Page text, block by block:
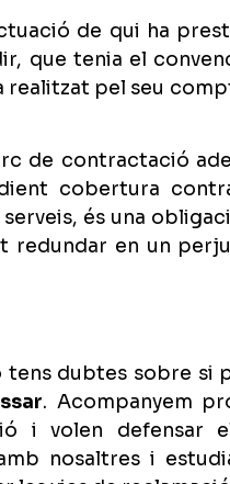
de qui ha
que tenia el
realitzat pel seu
de contractació
cobertura
és una
redundar en un
tens dubtes sobre si
. Acompanyem
i volen defensar
nosaltres i